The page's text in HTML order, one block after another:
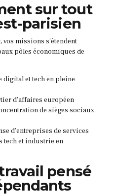
sur tout
parisien
missions s’étendent
pôles économiques de
digital et tech en pleine
d’affaires européen
de sièges sociaux
d’entreprises de services
tech et industrie en
pensé